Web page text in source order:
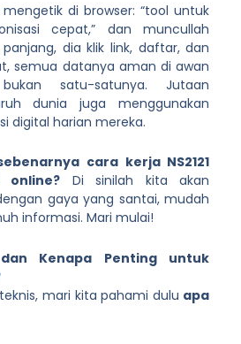
di browser: “tool untuk
cepat,” dan muncullah
dia klik link, daftar, dan
semua datanya aman di awan
satu-satunya. Jutaan
dunia juga menggunakan
digital harian mereka.
cara kerja NS2121
online?Di sinilah kita akan
gaya yang santai, mudah
informasi. Mari mulai!
Kenapa Penting untuk
mari kita pahami dulu apa